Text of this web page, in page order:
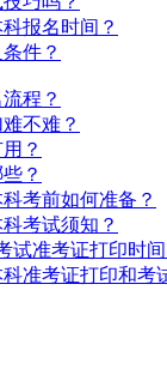
报名时间？
件？
程？
不难？
？
？
考前如何准备？
考试须知？
试准考证打印时间
准考证打印和考